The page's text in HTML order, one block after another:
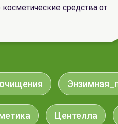
средства от
Центелла